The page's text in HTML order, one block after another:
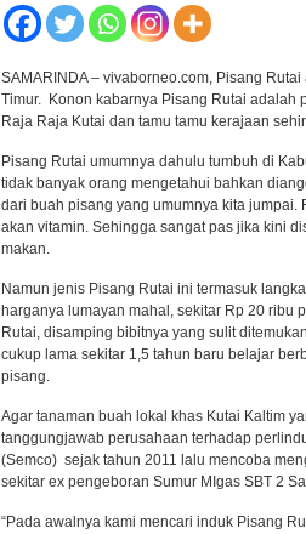
SAMARINDA – vivaborneo.com, Pisang
Timur. Konon kabarnya Pisang Rutai adalah
Raja Raja Kutai dan tamu tamu kerajaan
Pisang Rutai umumnya dahulu tumbuh di
tidak banyak orang mengetahui bahkan
dari buah pisang yang umumnya kita
akan vitamin. Sehingga sangat pas jika kini
makan.
Namun jenis Pisang Rutai ini termasuk
harganya lumayan mahal, sekitar Rp 20 ribu
Rutai, disamping bibitnya yang sulit
cukup lama sekitar 1,5 tahun baru belajar
pisang.
Agar tanaman buah lokal khas Kutai Kaltim
tanggungjawab perusahaan terhadap
(Semco) sejak tahun 2011 lalu mencoba
sekitar ex pengeboran Sumur MIgas SBT 2
“Pada awalnya kami mencari induk Pisang